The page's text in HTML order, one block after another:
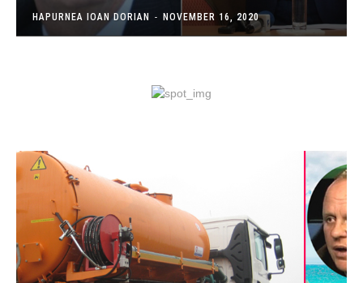
HAPURNEA IOAN DORIAN - NOVEMBER 16, 2020